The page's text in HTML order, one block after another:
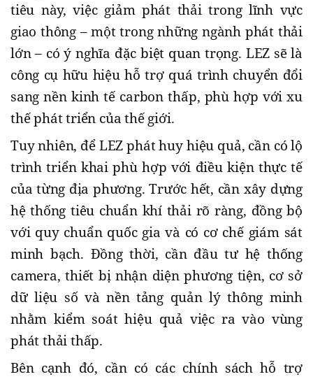
tiêu này, việc giảm phát thải trong lĩnh vực
giao thông – một trong những ngành phát thải
lớn – có ý nghĩa đặc biệt quan trọng. LEZ sẽ là
công cụ hữu hiệu hỗ trợ quá trình chuyển đổi
sang nền kinh tế carbon thấp, phù hợp với xu
thế phát triển của thế giới.
Tuy nhiên, để LEZ phát huy hiệu quả, cần có lộ
trình triển khai phù hợp với điều kiện thực tế
của từng địa phương. Trước hết, cần xây dựng
hệ thống tiêu chuẩn khí thải rõ ràng, đồng bộ
với quy chuẩn quốc gia và có cơ chế giám sát
minh bạch. Đồng thời, cần đầu tư hệ thống
camera, thiết bị nhận diện phương tiện, cơ sở
dữ liệu số và nền tảng quản lý thông minh
nhằm kiểm soát hiệu quả việc ra vào vùng
phát thải thấp.
Bên cạnh đó, cần có các chính sách hỗ trợ